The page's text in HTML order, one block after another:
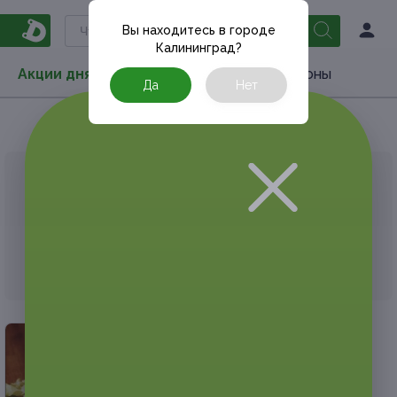
Акции дня Товары Туризм РестоКупоны
Вы находитесь в городе
Калининград?
Да Нет
АКЦИЯ, КОТОРУЮ ВЫ ИСКАЛИ, ЗАВЕРШЕНА.
К сожалению, выгодные акции быстро